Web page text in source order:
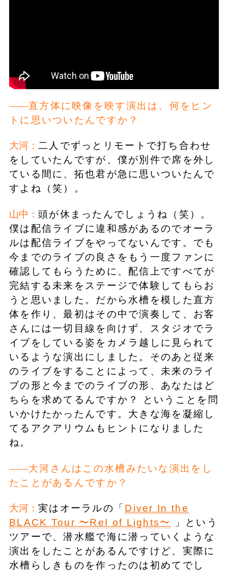
直方体に映像を映す演出は、何をヒン
トに思いついたんですか？
大河： 二人でずっとリモートで打ち合わせ
をしていたんですが、僕が別件で席を外し
ている間に、拓也君が急に思いついたんで
すよね（笑）。
山中： 頭が休まったんでしょうね（笑）。
僕は配信ライブに違和感があるのでオーラ
ルは配信ライブをやってないんです。でも
今までのライブの良さをもう一度ファンに
確認してもらうために、配信上ですべてが
完結する未来をステージで体験してもらお
うと思いました。だから水槽を模した直方
体を作り、最初はその中で演奏して、お客
さんには一切目線を向けず、スタジオでラ
イブをしている姿をカメラ越しに見られて
いるような演出にしました。そのあと従来
のライブをすることによって、未来のライ
ブの形と今までのライブの形、あなたはど
ちらを求めてるんですか？ ということを問
いかけたかったんです。大きな海を凝縮し
てるアクアリウムもヒントになりました
ね。
大河さんはこの水槽みたいな演出をし
たことがあるんですか？
大河： 実はオーラルの「 Diver In the
BLACK Tour 〜ReI of Lights〜
」という
ツアーで、潜水艦で海に潜っていくような
演出をしたことがあるんですけど、実際に
水槽らしきものを作ったのは初めてでし